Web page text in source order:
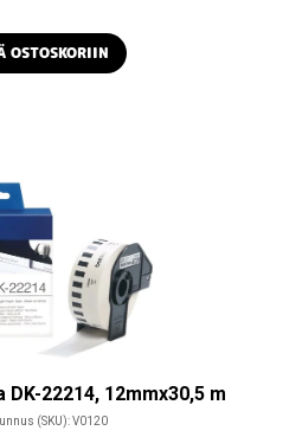
OSTOSKORIIN
22214, 12mmx30,5 m
(SKU):V0120